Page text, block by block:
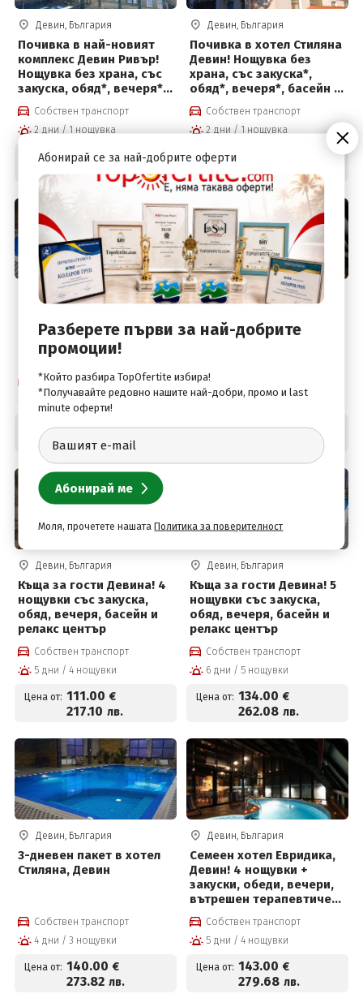
Девин, България
Почивка в най-новият
комплекс Девин Ривър!
Нощувка без храна, със
закуска, обяд*, вечеря*,
плувен басейн и Релакс
център на цени от 34 €
на човек
Собствен транспорт
2 дни / 1 нощувка
Цена от: 34.00 €
.50 лв.
Девин, България
Почивка в хотел Стиляна
Девин! Нощувка без
храна, със закуска*,
обяд*, вечеря*, басейн и
2 сауни
Собствен транспорт
2 дни / 1 нощувка
Цена от:
78.23
Девин, България
нощувки със закуска,
обяд, вечеря, басейн и
релакс център на цени
от 86 евро на човек
Собствен транспорт
4 дни / 3 нощувки
Цена от: 86.00 €
168.20 лв.
Девин, България
Девин! 3 нощувки +
басейн с минерална
вода, джакузи,
финландска сауна и
Собствен транспорт
4 дни / 3 нощувки
Цена от: 110.00 €
Девин, България
Къща за гости Девина! 4
нощувки със закуска,
обяд, вечеря, басейн и
релакс център
Собствен транспорт
5 дни / 4 нощувки
Цена от: 111.00 €
217.10 лв.
Девин, България
Къща за гости Девина! 5
нощувки със закуска,
обяд, вечеря, басейн и
релакс център
Собствен транспорт
6 дни / 5 нощувки
Цена от: 134.00 €
262.08 лв.
Девин, България
3-дневен пакет в хотел
Стиляна, Девин
Собствен транспорт
4 дни / 3 нощувки
Цена от: 140.00 €
273.82 лв.
Девин, България
Семеен хотел Евридика,
Девин! 4 нощувки +
закуски, обеди, вечери,
вътрешен терапевтичен
басейн с минерална
вода, джакузи,
финландска сауна и
парна баня
Собствен транспорт
5 дни / 4 нощувки
Цена от: 143.00 €
279.68 лв.
Абонирай се за най-добрите оферти
Разберете първи за най-добрите
промоции!
*Който разбира TopOfertite избира!
*Получавайте редовно нашите най-добри, промо и last
minute оферти!
Моля, прочетете нашатаПолитика за поверителност